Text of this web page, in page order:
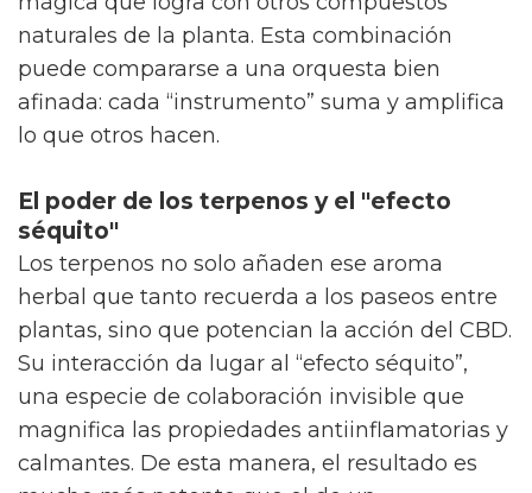
naturales de la planta. Esta combinación
puede compararse a una orquesta bien
afinada: cada “instrumento” suma y amplifica
lo que otros hacen.
El poder de los terpenos y el "efecto
séquito"
Los terpenos no solo añaden ese aroma
herbal que tanto recuerda a los paseos entre
plantas, sino que potencian la acción del CBD.
Su interacción da lugar al “efecto séquito”,
una especie de colaboración invisible que
magnifica las propiedades antiinflamatorias y
calmantes. De esta manera, el resultado es